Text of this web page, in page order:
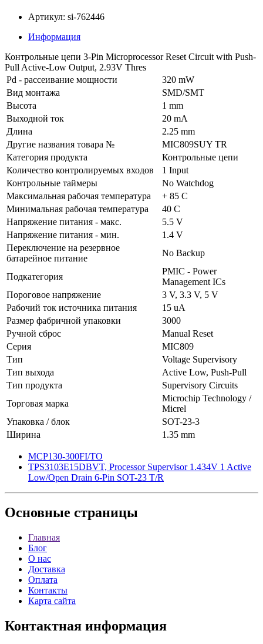
Артикул: si-762446
Информация
Контрольные цепи 3-Pin Microprocessor Reset Circuit with Push-
Pull Active-Low Output, 2.93V Thres
Pd - рассеивание мощности
320 mW
Вид монтажа
SMD/SMT
Высота
1 mm
Выходной ток
20 mA
Длина
2.25 mm
Другие названия товара №
MIC809SUY TR
Категория продукта
Контрольные цепи
Количество контролируемых входов
1 Input
Контрольные таймеры
No Watchdog
Максимальная рабочая температура
+ 85 C
Минимальная рабочая температура
40 C
Напряжение питания - макс.
5.5 V
Напряжение питания - мин.
1.4 V
Переключение на резервное
батарейное питание
No Backup
Подкатегория
PMIC - Power
Management ICs
Пороговое напряжение
3 V, 3.3 V, 5 V
Рабочий ток источника питания
15 uA
Размер фабричной упаковки
3000
Ручной сброс
Manual Reset
Серия
MIC809
Тип
Voltage Supervisory
Тип выхода
Active Low, Push-Pull
Тип продукта
Supervisory Circuits
Торговая марка
Microchip Technology /
Micrel
Упаковка / блок
SOT-23-3
Ширина
1.35 mm
MCP130-300FI/TO
TPS3103E15DBVT, Processor Supervisor 1.434V 1 Active
Low/Open Drain 6-Pin SOT-23 T/R
Основные страницы
Главная
Блог
О нас
Доставка
Оплата
Контакты
Карта сайта
Контактная информация